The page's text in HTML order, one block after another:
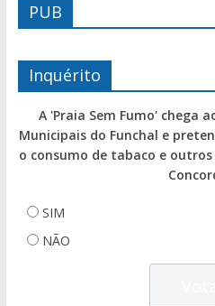
PUB
Inquérito
A 'Praia Sem Fumo' chega
Municipais do Funchal e
o consumo de tabaco e
SIM
NÃO